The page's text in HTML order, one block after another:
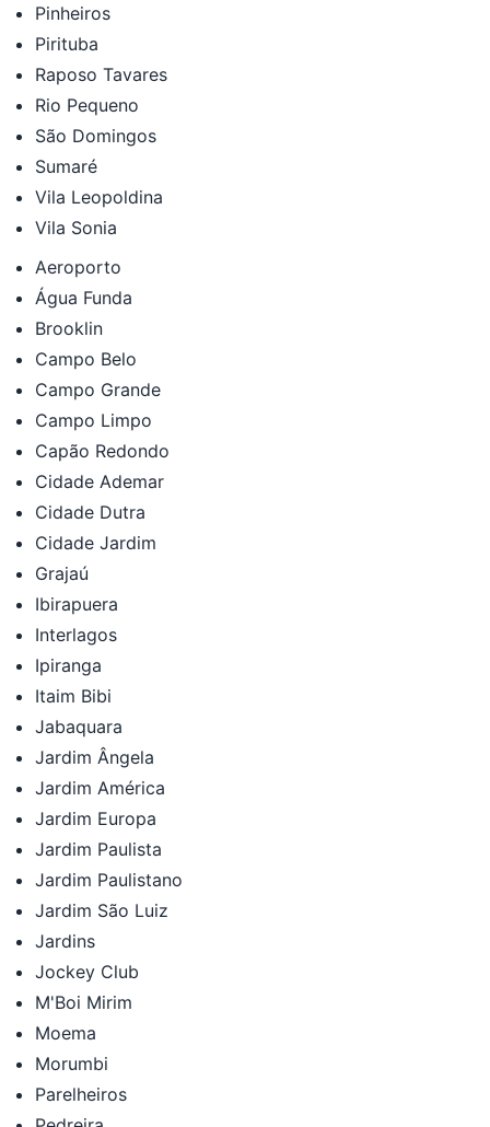
Pinheiros
Pirituba
Raposo Tavares
Rio Pequeno
São Domingos
Sumaré
Vila Leopoldina
Vila Sonia
Aeroporto
Água Funda
Brooklin
Campo Belo
Campo Grande
Campo Limpo
Capão Redondo
Cidade Ademar
Cidade Dutra
Cidade Jardim
Grajaú
Ibirapuera
Interlagos
Ipiranga
Itaim Bibi
Jabaquara
Jardim Ângela
Jardim América
Jardim Europa
Jardim Paulista
Jardim Paulistano
Jardim São Luiz
Jardins
Jockey Club
M'Boi Mirim
Moema
Morumbi
Parelheiros